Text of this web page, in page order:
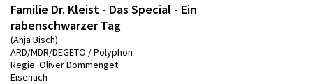
Familie Dr. Kleist - Das Special - Ein
rabenschwarzer Tag
(Anja Bisch)
ARD/MDR/DEGETO / Polyphon
Regie: Oliver Dommenget
Eisenach